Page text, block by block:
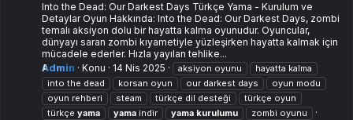
Into the Dead: Our Darkest Days Türkçe Yama - Kurulum ve
Detaylar Oyun Hakkında: Into the Dead: Our Darkest Days, zombi
temalı aksiyon dolu bir hayatta kalma oyunudur. Oyuncular,
dünyayı saran zombi kıyametiyle yüzleşirken hayatta kalmak için
mücadele ederler. Hızla yayılan tehlike...
Admin
Konu 14 Nis 2025 aksiyon oyunu
hayatta kalma
into the dead
korsan oyun our darkest days
oyun modu
oyun rehberi
steam türkçe dil desteği
türkçe oyun
türkçe yama yama indir yama kurulumu zombi oyunu